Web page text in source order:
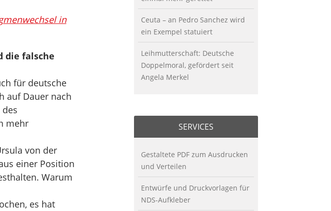
in
die falsche
für deutsche
auf Dauer nach
mehr
von der
einer Position
Warum
es hat
Ceuta – an Pedro Sanchez wird
ein Exempel statuiert
Leihmutterschaft: Deutsche
Doppelmoral, gefördert seit
Angela Merkel
SERVICES
Gestaltete PDF zum Ausdrucken
und Verteilen
Entwürfe und Druckvorlagen für
NDS-Aufkleber